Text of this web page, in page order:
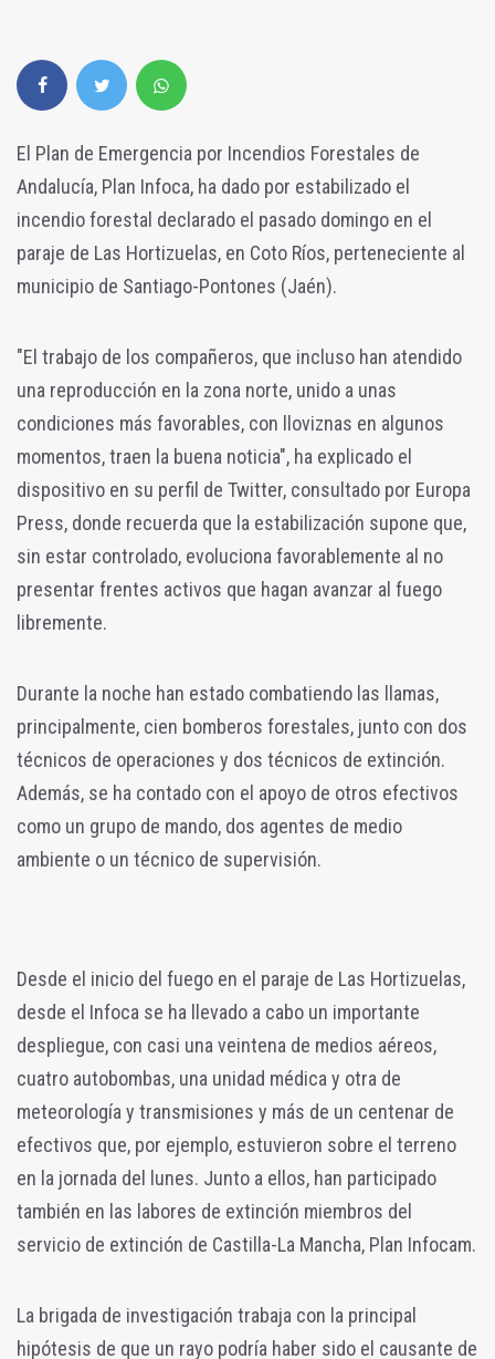
El Plan de Emergencia por Incendios Forestales de
Andalucía, Plan Infoca, ha dado por estabilizado el
incendio forestal declarado el pasado domingo en el
paraje de Las Hortizuelas, en Coto Ríos, perteneciente al
municipio de Santiago-Pontones (Jaén).
"El trabajo de los compañeros, que incluso han atendido
una reproducción en la zona norte, unido a unas
condiciones más favorables, con lloviznas en algunos
momentos, traen la buena noticia", ha explicado el
dispositivo en su perfil de Twitter, consultado por Europa
Press, donde recuerda que la estabilización supone que,
sin estar controlado, evoluciona favorablemente al no
presentar frentes activos que hagan avanzar al fuego
libremente.
Durante la noche han estado combatiendo las llamas,
principalmente, cien bomberos forestales, junto con dos
técnicos de operaciones y dos técnicos de extinción.
Además, se ha contado con el apoyo de otros efectivos
como un grupo de mando, dos agentes de medio
ambiente o un técnico de supervisión.
Desde el inicio del fuego en el paraje de Las Hortizuelas,
desde el Infoca se ha llevado a cabo un importante
despliegue, con casi una veintena de medios aéreos,
cuatro autobombas, una unidad médica y otra de
meteorología y transmisiones y más de un centenar de
efectivos que, por ejemplo, estuvieron sobre el terreno
en la jornada del lunes. Junto a ellos, han participado
también en las labores de extinción miembros del
servicio de extinción de Castilla-La Mancha, Plan Infocam.
La brigada de investigación trabaja con la principal
hipótesis de que un rayo podría haber sido el causante de